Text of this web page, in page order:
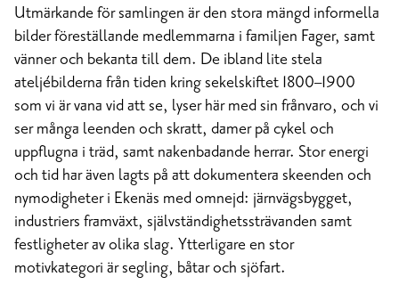
Utmärkande för samlingen är den stora mängd informella
bilder föreställande medlemmarna i familjen Fager, samt
vänner och bekanta till dem. De ibland lite stela
ateljébilderna från tiden kring sekelskiftet 1800–1900
som vi är vana vid att se, lyser här med sin frånvaro, och vi
ser många leenden och skratt, damer på cykel och
uppflugna i träd, samt nakenbadande herrar. Stor energi
och tid har även lagts på att dokumentera skeenden och
nymodigheter i Ekenäs med omnejd: järnvägsbygget,
industriers framväxt, självständighetssträvanden samt
festligheter av olika slag. Ytterligare en stor
motivkategori är segling, båtar och sjöfart.